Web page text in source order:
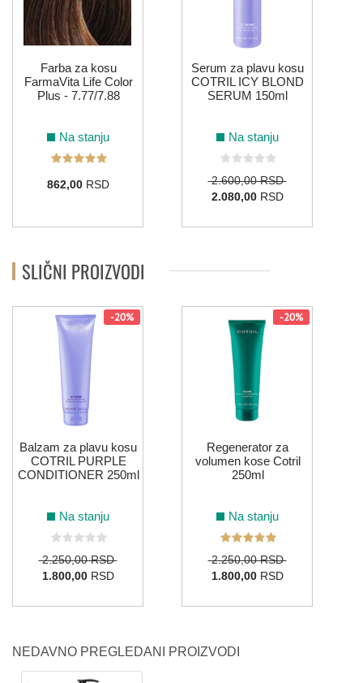
Farba za kosu
FarmaVita Life Color
Plus - 7.77/7.88
Na stanju
862,00RSD
Serum za plavu kosu
COTRIL ICY BLOND
SERUM 150ml
Na stanju
2.600,00 RSD
2.080,00RSD
SLIČNI PROIZVODI
-20%
Balzam za plavu kosu
COTRIL PURPLE
CONDITIONER 250ml
Na stanju
2.250,00 RSD
1.800,00RSD
-20%
Regenerator za
volumen kose Cotril
250ml
Na stanju
2.250,00 RSD
1.800,00RSD
NEDAVNO PREGLEDANI PROIZVODI